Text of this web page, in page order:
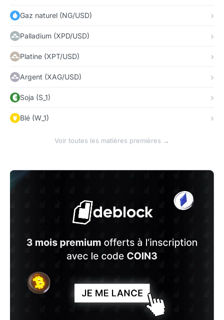
Gaz naturel (NG/USD)
Palladium (XPD/USD)
Platine (XPT/USD)
Argent (XAG/USD)
Soja (S_1)
Blé (W_1)
Voir toutes les matières premières →